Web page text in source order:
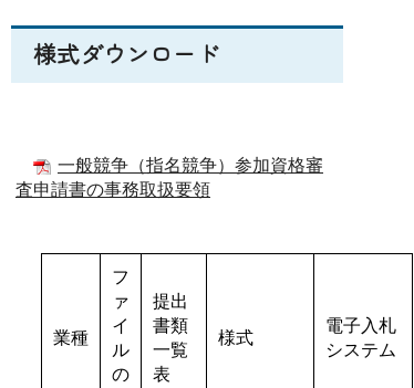
様式ダウンロード
一般競争（指名競争）参加資格審
査申請書の事務取扱要領
業種
フ
ァ
イ
ル
の
提出
書類
一覧
表
様式
電子入札
システム